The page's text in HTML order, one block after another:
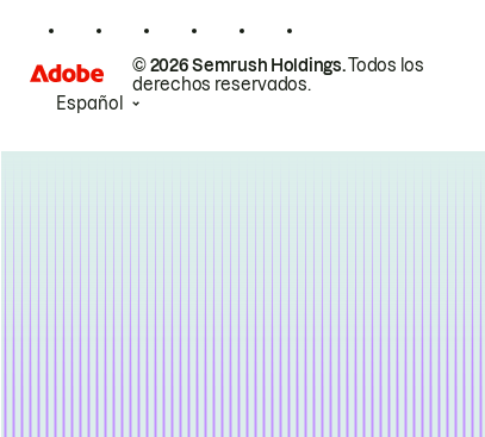
© 2026 Semrush Holdings.Todos los
derechos reservados.
Español